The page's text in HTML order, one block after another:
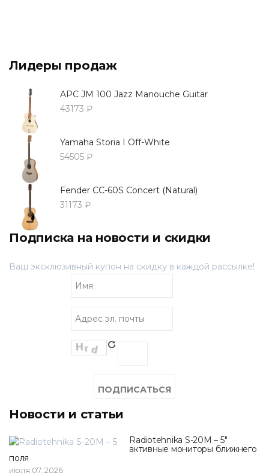
Лидеры продаж
APC JM 100 Jazz Manouche Guitar
43173 ₽
Yamaha Storia I Off-White
54505 ₽
Fender CC-60S Concert (Natural)
31173 ₽
Подписка на новости и скидки
Ваш эксклюзивный купон на скидку в каждой рассылке!
Новости и статьи
Radiotehnika S-20M – 5"
активные мониторы ближнего
поля
июля 07, 2026